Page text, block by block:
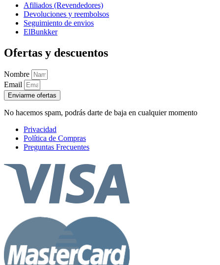
Afiliados (Revendedores)
Devoluciones y reembolsos
Seguimiento de envios
ElBunkker
Ofertas y descuentos
Nombre
Email
Enviarme ofertas
No hacemos spam, podrás darte de baja en cualquier momento
Privacidad
Política de Compras
Preguntas Frecuentes